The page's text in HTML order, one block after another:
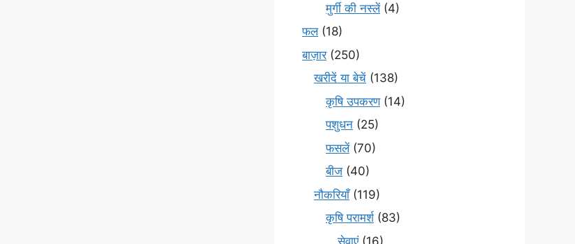
मुर्गी की नस्लें(4)
फल(18)
बाज़ार(250)
खरीदें या बेचें (138)
कृषि उपकरण(14)
पशुधन (25)
फसलें(70)
बीज (40)
नौकरियाँ(119)
कृषि परामर्श(83)
सेवाएं(16)